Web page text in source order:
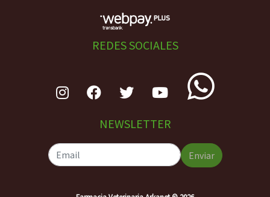
REDES SOCIALES
NEWSLETTER
Enviar